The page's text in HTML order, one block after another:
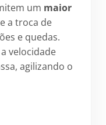
um maior
a troca de
e quedas.
velocidade
agilizando o